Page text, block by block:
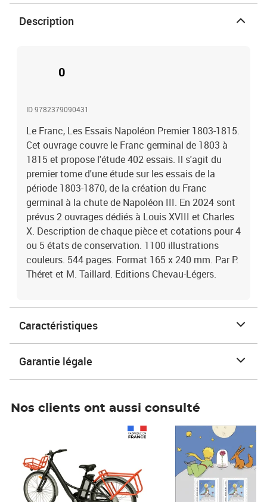
Description
0
ID 9782379090431
Le Franc, Les Essais Napoléon Premier 1803-1815.
Cet ouvrage couvre le Franc germinal de 1803 à
1815 et propose l'étude 402 essais. Il s'agit du
premier tome d'une étude sur les essais de la
période 1803-1870, de la création du Franc
germinal à la chute de Napoléon III. En 2024 sont
prévus 2 ouvrages dédiés à Louis XVIII et Charles
X. Description de chaque pièce et cotations pour 4
ou 5 états de conservation. 1100 illustrations
couleurs. 544 pages. Format 165 x 240 mm. Par P.
Théret et M. Taillard. Editions Chevau-Légers.
Caractéristiques
Garantie légale
Nos clients ont aussi consulté
Prix 7,50€